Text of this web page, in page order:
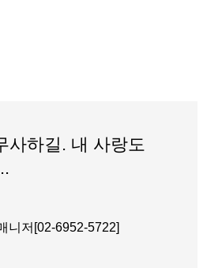
사하길. 내 사랑도
니저[02-6952-5722]